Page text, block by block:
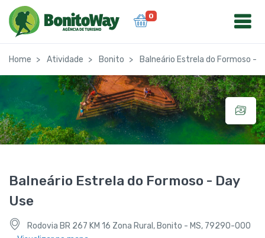
0
Home Atividade Bonito Balneário Estrela do Formoso -
Balneário Estrela do Formoso - Day
Use
Rodovia BR 267 KM 16 Zona Rural, Bonito - MS, 79290-000